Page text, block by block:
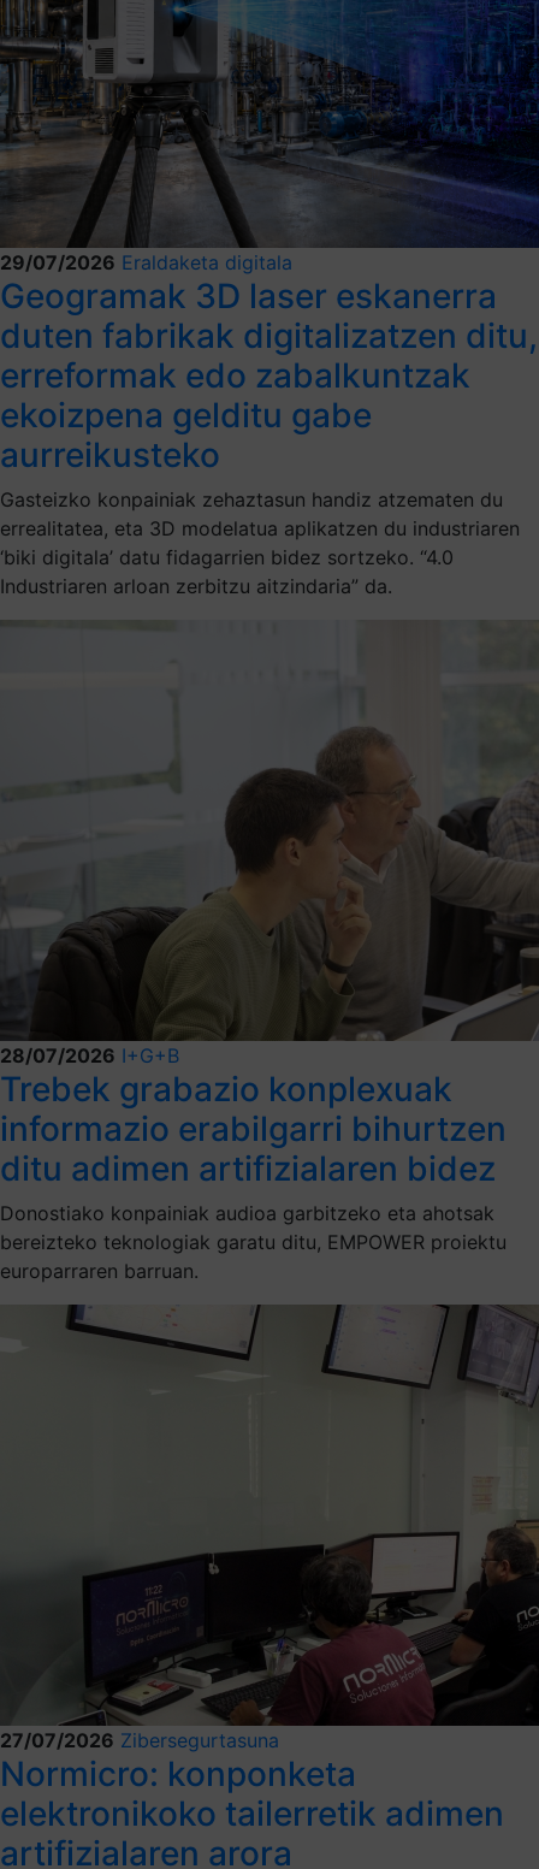
29/07/2026 Eraldaketa digitala
Geogramak 3D laser eskanerra
duten fabrikak digitalizatzen ditu,
erreformak edo zabalkuntzak
ekoizpena gelditu gabe
aurreikusteko
Gasteizko konpainiak zehaztasun handiz atzematen du
errealitatea, eta 3D modelatua aplikatzen du industriaren
‘biki digitala’ datu fidagarrien bidez sortzeko. “4.0
Industriaren arloan zerbitzu aitzindaria” da.
28/07/2026 I+G+B
Trebek grabazio konplexuak
informazio erabilgarri bihurtzen
ditu adimen artifizialaren bidez
Donostiako konpainiak audioa garbitzeko eta ahotsak
bereizteko teknologiak garatu ditu, EMPOWER proiektu
europarraren barruan.
27/07/2026 Zibersegurtasuna
Normicro: konponketa
elektronikoko tailerretik adimen
artifizialaren arora